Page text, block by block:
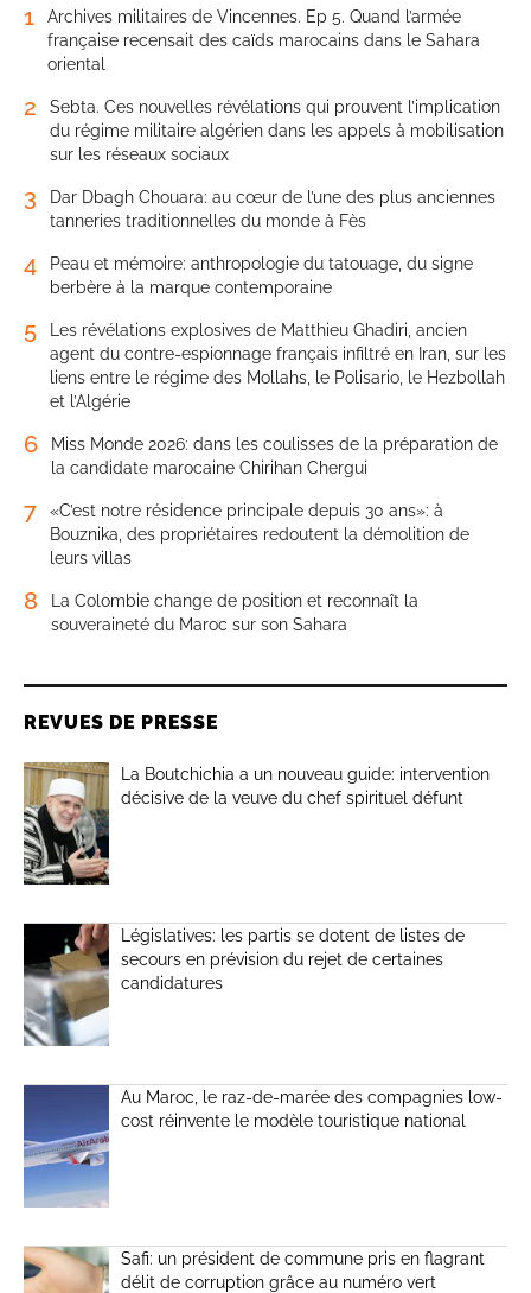
1
Archives militaires de Vincennes. Ep 5. Quand l’armée
française recensait des caïds marocains dans le Sahara
oriental
2
Sebta. Ces nouvelles révélations qui prouvent l’implication
du régime militaire algérien dans les appels à mobilisation
sur les réseaux sociaux
3
Dar Dbagh Chouara: au cœur de l’une des plus anciennes
tanneries traditionnelles du monde à Fès
4
Peau et mémoire: anthropologie du tatouage, du signe
berbère à la marque contemporaine
5
Les révélations explosives de Matthieu Ghadiri, ancien
agent du contre-espionnage français infiltré en Iran, sur les
liens entre le régime des Mollahs, le Polisario, le Hezbollah
et l’Algérie
6
Miss Monde 2026: dans les coulisses de la préparation de
la candidate marocaine Chirihan Chergui
7
«C’est notre résidence principale depuis 30 ans»: à
Bouznika, des propriétaires redoutent la démolition de
leurs villas
8
La Colombie change de position et reconnaît la
souveraineté du Maroc sur son Sahara
REVUES DE PRESSE
La Boutchichia a un nouveau guide: intervention
décisive de la veuve du chef spirituel défunt
Législatives: les partis se dotent de listes de
secours en prévision du rejet de certaines
candidatures
Au Maroc, le raz-de-marée des compagnies low-
cost réinvente le modèle touristique national
Safi: un président de commune pris en flagrant
délit de corruption grâce au numéro vert